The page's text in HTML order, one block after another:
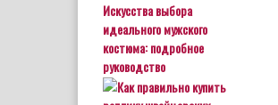
Искусства выбора
идеального мужского
костюма: подробное
руководство